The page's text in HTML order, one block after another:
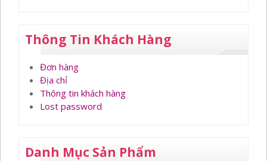
Thông Tin Khách Hàng
Đơn hàng
Địa chỉ
Thông tin khách hàng
Lost password
Danh Mục Sản Phẩm